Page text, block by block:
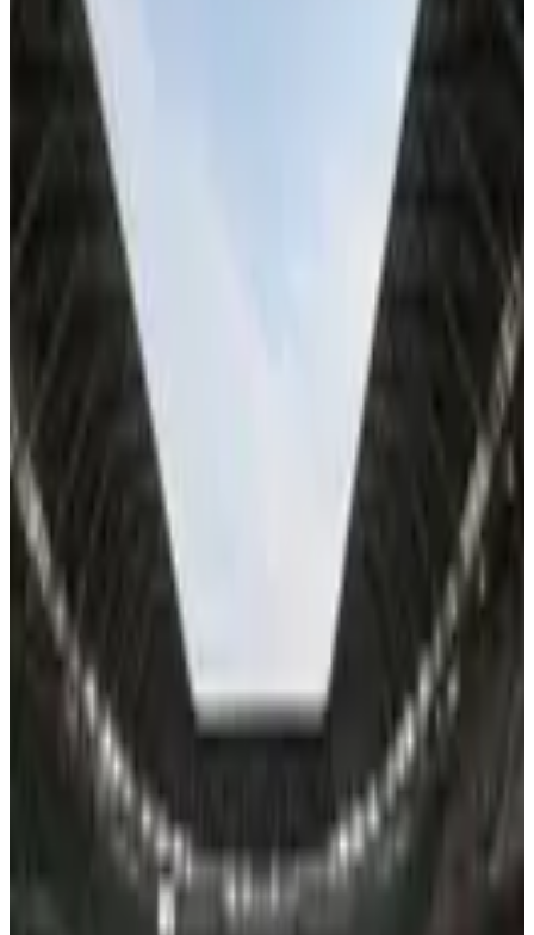
Continue lendo com uma conta gratuita
Leva menos de um minuto, sem cartão
Acesso às matérias do Acervo Digital
Você continua exatamente deste parágrafo
Criar conta para ler
Já tem conta ou é assinante do Clube Placar? Entrar
Futebol brasileiro
Futebol Nacional
Publicidade
Mais do acervo
Melhor do mundo, Lewandowski pode deixar o Bayern na